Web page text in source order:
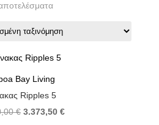
Bay Living
Ripples 5
€ 3.373,50 €